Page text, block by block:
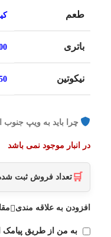
طعم
باتری 500
نیکوتین 50 میلی
چرا باید به ویپ جنوب
در انبار موجود نمی باشد
🛒 تعداد فروش ثبت
افزودن به علاقه مندی
به من از طریق پیامک